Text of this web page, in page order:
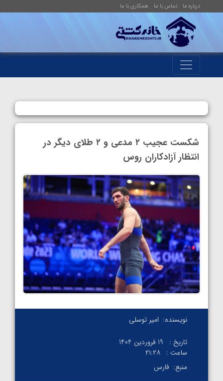
درباره ما تماس با ما همکاری با ما
شکست عجیب ۲ مدعی و ۲ طلای دیگر در
انتظار آزادکاران روس
نویسنده: امیر توسلی
تاریخ :
19 فروردین 1404
ساعت : ۲۱:۲۸
منبع: فارس